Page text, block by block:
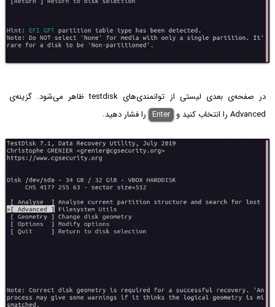
در صفحه‌ی بعدی لیستی از توانمندی‌های testdisk ظاهر می‌شود. گزینه‌ی
Advanced‌ را انتخاب کنید و
Enter را فشار دهید.